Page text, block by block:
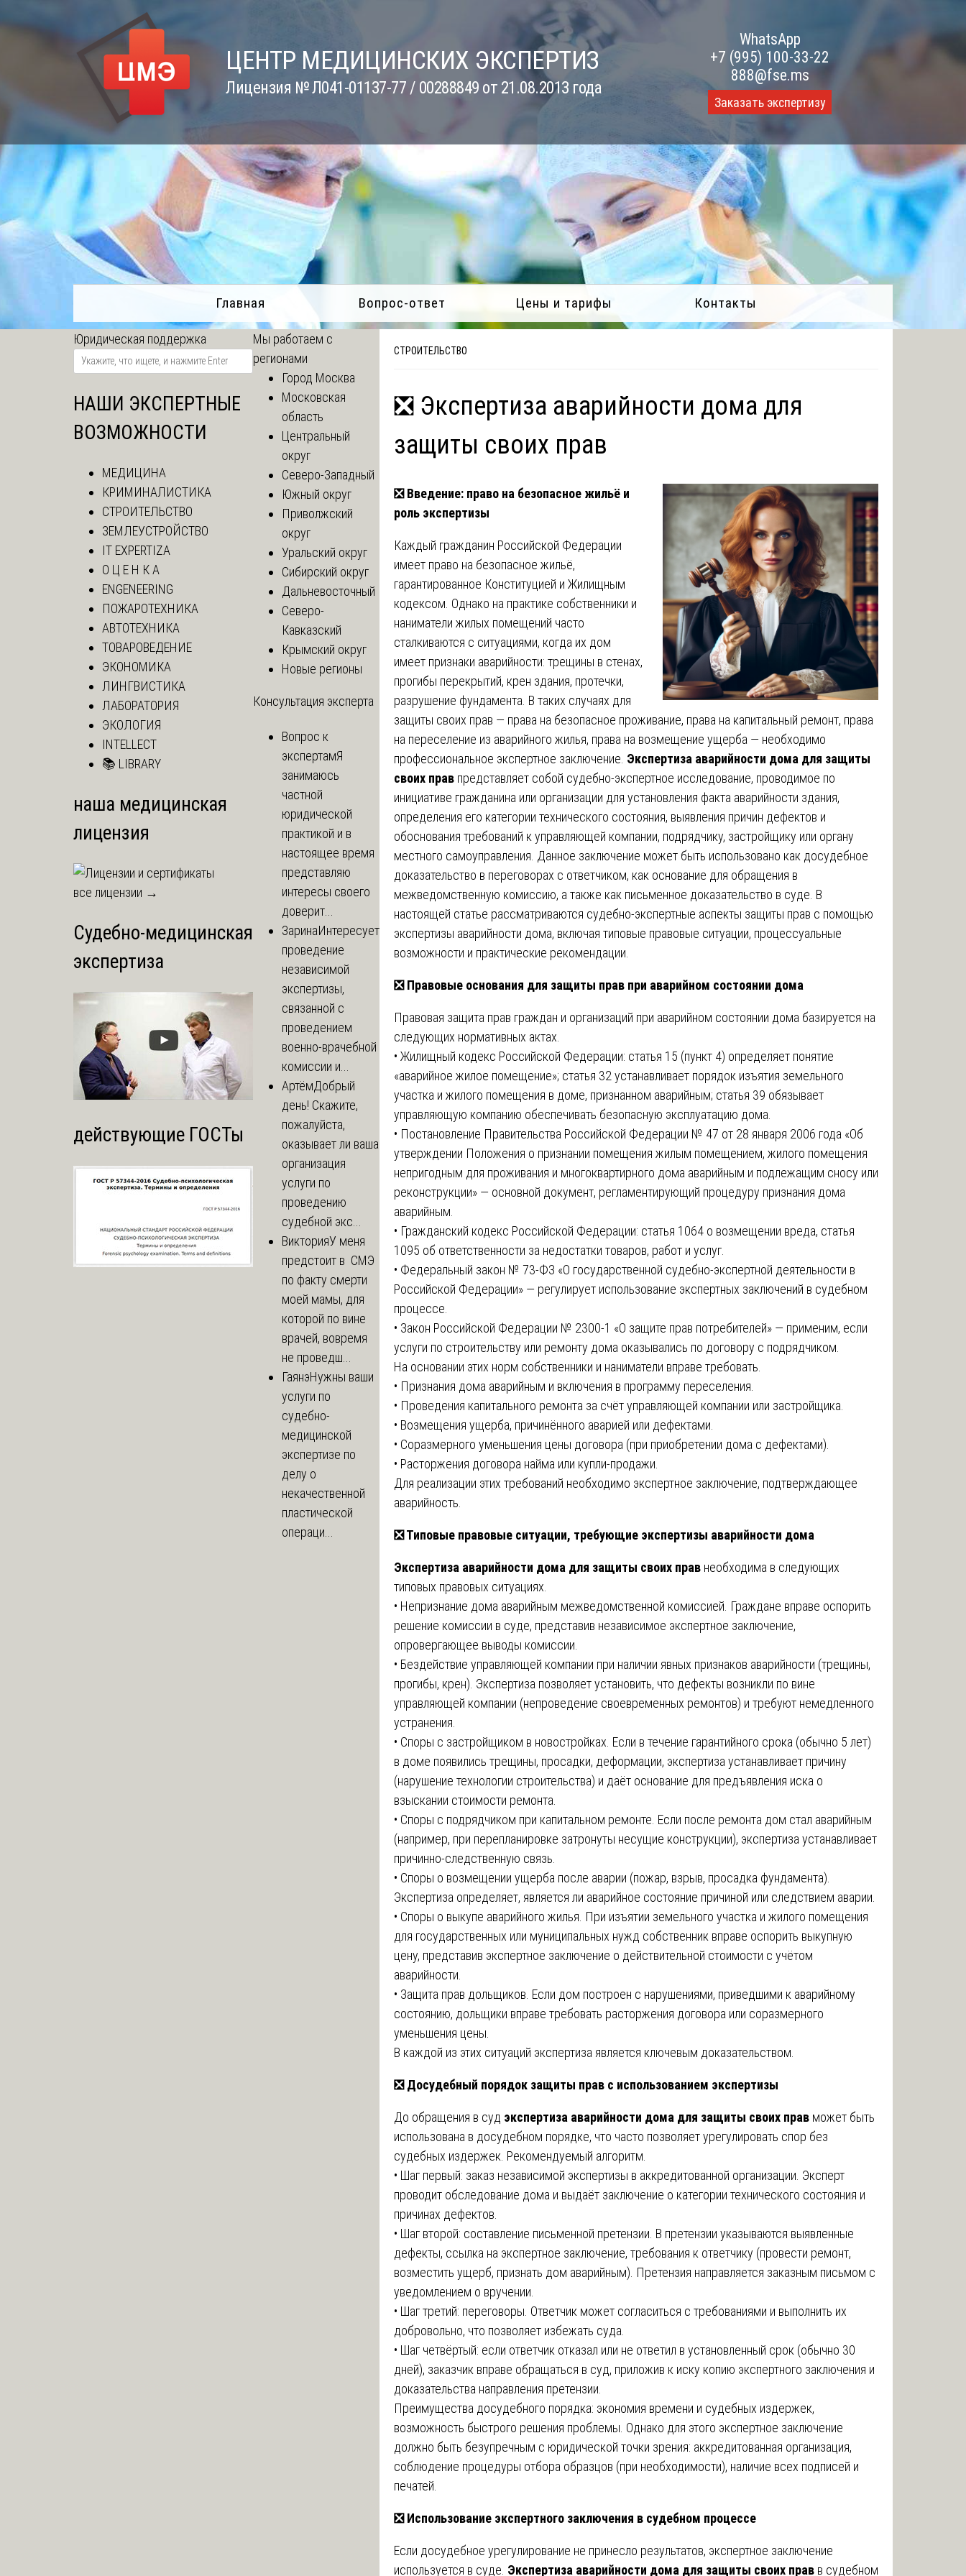
ЦЕНТР МЕДИЦИНСКИХ ЭКСПЕРТИЗ
Лицензия № Л041-01137-77 / 00288849 от 21.08.2013 года
WhatsApp
+7 (995) 100-33-22
888@fse.ms
Заказать экспертизу
Главная Вопрос-ответ Цены и тарифы Контакты
СТРОИТЕЛЬСТВО
❎ Экспертиза аварийности дома для
защиты своих прав
❎Введение: право на безопасное жильё и
роль экспертизы
Каждый гражданин Российской Федерации
имеет право на безопасное жильё,
гарантированное Конституцией и Жилищным
кодексом. Однако на практике собственники и
наниматели жилых помещений часто
сталкиваются с ситуациями, когда их дом
имеет признаки аварийности: трещины в стенах,
прогибы перекрытий, крен здания, протечки,
разрушение фундамента. В таких случаях для
защиты своих прав — права на безопасное проживание, права на капитальный ремонт, права
на переселение из аварийного жилья, права на возмещение ущерба — необходимо
профессиональное экспертное заключение. Экспертиза аварийности дома для защиты
своих прав представляет собой судебно-экспертное исследование, проводимое по
инициативе гражданина или организации для установления факта аварийности здания,
определения его категории технического состояния, выявления причин дефектов и
обоснования требований к управляющей компании, подрядчику, застройщику или органу
местного самоуправления. Данное заключение может быть использовано как досудебное
доказательство в переговорах с ответчиком, как основание для обращения в
межведомственную комиссию, а также как письменное доказательство в суде. В
настоящей статье рассматриваются судебно-экспертные аспекты защиты прав с помощью
экспертизы аварийности дома, включая типовые правовые ситуации, процессуальные
возможности и практические рекомендации.
❎Правовые основания для защиты прав при аварийном состоянии дома
Правовая защита прав граждан и организаций при аварийном состоянии дома базируется на
следующих нормативных актах.
• Жилищный кодекс Российской Федерации: статья 15 (пункт 4) определяет понятие
«аварийное жилое помещение»; статья 32 устанавливает порядок изъятия земельного
участка и жилого помещения в доме, признанном аварийным; статья 39 обязывает
управляющую компанию обеспечивать безопасную эксплуатацию дома.
• Постановление Правительства Российской Федерации № 47 от 28 января 2006 года «Об
утверждении Положения о признании помещения жилым помещением, жилого помещения
непригодным для проживания и многоквартирного дома аварийным и подлежащим сносу или
реконструкции» — основной документ, регламентирующий процедуру признания дома
аварийным.
• Гражданский кодекс Российской Федерации: статья 1064 о возмещении вреда, статья
1095 об ответственности за недостатки товаров, работ и услуг.
• Федеральный закон № 73-ФЗ «О государственной судебно-экспертной деятельности в
Российской Федерации» — регулирует использование экспертных заключений в судебном
процессе.
• Закон Российской Федерации № 2300-1 «О защите прав потребителей» — применим, если
услуги по строительству или ремонту дома оказывались по договору с подрядчиком.
На основании этих норм собственники и наниматели вправе требовать.
• Признания дома аварийным и включения в программу переселения.
• Проведения капитального ремонта за счёт управляющей компании или застройщика.
• Возмещения ущерба, причинённого аварией или дефектами.
• Соразмерного уменьшения цены договора (при приобретении дома с дефектами).
• Расторжения договора найма или купли-продажи.
Для реализации этих требований необходимо экспертное заключение, подтверждающее
аварийность.
❎Типовые правовые ситуации, требующие экспертизы аварийности дома
Экспертиза аварийности дома для защиты своих прав необходима в следующих
типовых правовых ситуациях.
• Непризнание дома аварийным межведомственной комиссией. Граждане вправе оспорить
решение комиссии в суде, представив независимое экспертное заключение,
опровергающее выводы комиссии.
• Бездействие управляющей компании при наличии явных признаков аварийности (трещины,
прогибы, крен). Экспертиза позволяет установить, что дефекты возникли по вине
управляющей компании (непроведение своевременных ремонтов) и требуют немедленного
устранения.
• Споры с застройщиком в новостройках. Если в течение гарантийного срока (обычно 5 лет)
в доме появились трещины, просадки, деформации, экспертиза устанавливает причину
(нарушение технологии строительства) и даёт основание для предъявления иска о
взыскании стоимости ремонта.
• Споры с подрядчиком при капитальном ремонте. Если после ремонта дом стал аварийным
(например, при перепланировке затронуты несущие конструкции), экспертиза устанавливает
причинно-следственную связь.
• Споры о возмещении ущерба после аварии (пожар, взрыв, просадка фундамента).
Экспертиза определяет, является ли аварийное состояние причиной или следствием аварии.
• Споры о выкупе аварийного жилья. При изъятии земельного участка и жилого помещения
для государственных или муниципальных нужд собственник вправе оспорить выкупную
цену, представив экспертное заключение о действительной стоимости с учётом
аварийности.
• Защита прав дольщиков. Если дом построен с нарушениями, приведшими к аварийному
состоянию, дольщики вправе требовать расторжения договора или соразмерного
уменьшения цены.
В каждой из этих ситуаций экспертиза является ключевым доказательством.
❎Досудебный порядок защиты прав с использованием экспертизы
До обращения в суд экспертиза аварийности дома для защиты своих прав может быть
использована в досудебном порядке, что часто позволяет урегулировать спор без
судебных издержек. Рекомендуемый алгоритм.
• Шаг первый: заказ независимой экспертизы в аккредитованной организации. Эксперт
проводит обследование дома и выдаёт заключение о категории технического состояния и
причинах дефектов.
• Шаг второй: составление письменной претензии. В претензии указываются выявленные
дефекты, ссылка на экспертное заключение, требования к ответчику (провести ремонт,
возместить ущерб, признать дом аварийным). Претензия направляется заказным письмом с
уведомлением о вручении.
• Шаг третий: переговоры. Ответчик может согласиться с требованиями и выполнить их
добровольно, что позволяет избежать суда.
• Шаг четвёртый: если ответчик отказал или не ответил в установленный срок (обычно 30
дней), заказчик вправе обращаться в суд, приложив к иску копию экспертного заключения и
доказательства направления претензии.
Преимущества досудебного порядка: экономия времени и судебных издержек,
возможность быстрого решения проблемы. Однако для этого экспертное заключение
должно быть безупречным с юридической точки зрения: аккредитованная организация,
соблюдение процедуры отбора образцов (при необходимости), наличие всех подписей и
печатей.
❎Использование экспертного заключения в судебном процессе
Если досудебное урегулирование не принесло результатов, экспертное заключение
используется в суде. Экспертиза аварийности дома для защиты своих прав в судебном
Юридическая поддержка
НАШИ ЭКСПЕРТНЫЕ
ВОЗМОЖНОСТИ
МЕДИЦИНА
КРИМИНАЛИСТИКА
СТРОИТЕЛЬСТВО
ЗЕМЛЕУСТРОЙСТВО
IT EXPERTIZA
О Ц Е Н К А
ENGENEERING
ПОЖАРОТЕХНИКА
АВТОТЕХНИКА
ТОВАРОВЕДЕНИЕ
ЭКОНОМИКА
ЛИНГВИСТИКА
ЛАБОРАТОРИЯ
ЭКОЛОГИЯ
INTELLECT
📚 LIBRARY
наша медицинская
лицензия
все лицензии →
Судебно-медицинская
экспертиза
действующие ГОСТы
Мы работаем с
регионами
Город Москва
Московская
область
Центральный
округ
Северо-Западный
Южный округ
Приволжский
округ
Уральский округ
Сибирский округ
Дальневосточный
Северо-
Кавказский
Крымский округ
Новые регионы
Консультация эксперта
Вопрос к
экспертамЯ
занимаюсь
частной
юридической
практикой и в
настоящее время
представляю
интересы своего
доверит...
ЗаринаИнтересует
проведение
независимой
экспертизы,
связанной с
проведением
военно-врачебной
комиссии и...
АртёмДобрый
день! Скажите,
пожалуйста,
оказывает ли ваша
организация
услуги по
проведению
судебной экс...
ВикторияУ меня
предстоит в СМЭ
по факту смерти
моей мамы, для
которой по вине
врачей, вовремя
не проведш...
ГаянэНужны ваши
услуги по
судебно-
медицинской
экспертизе по
делу о
некачественной
пластической
операци...